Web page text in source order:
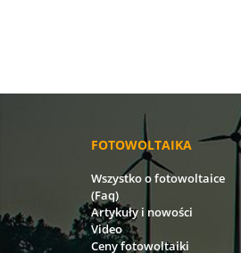
FOTOWOLTAIKA
Wszystko o fotowoltaice
(Faq)
Artykuły i nowości
Video
Ceny fotowoltaiki